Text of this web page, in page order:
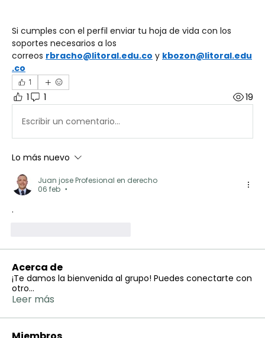
Si cumples con el perfil enviar tu hoja de vida con los
soportes necesarios a los
correos rbracho@litoral.edu.co y kbozon@litoral.edu
.co
1
1 1 19
Escribir un comentario...
Lo más nuevo
Juan jose Profesional en derecho
06 feb
•
.
Acerca de
¡Te damos la bienvenida al grupo! Puedes conectarte con
otro...
Leer más